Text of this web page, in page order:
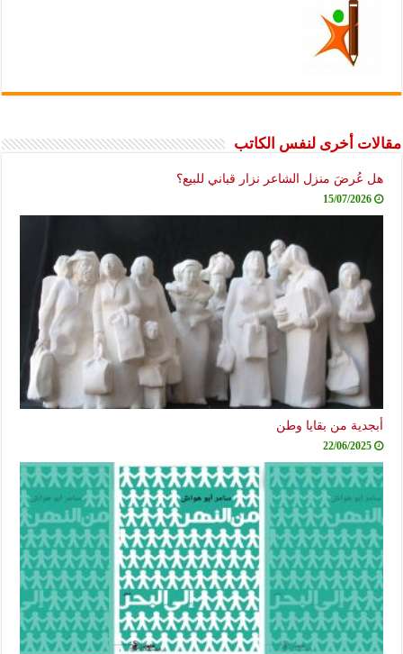
مقالات أخرى لنفس الكاتب
هل عُرضَ منزل الشاعر نزار قباني للبيع؟
15/07/2026
أبجدية من بقايا وطن
22/06/2025